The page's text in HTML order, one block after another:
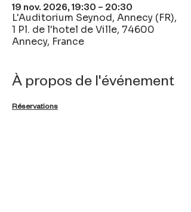
19 nov. 2026, 19:30 – 20:30
L'Auditorium Seynod, Annecy (FR),
1 Pl. de l'hotel de Ville, 74600
Annecy, France
À propos de l'événement
Réservations